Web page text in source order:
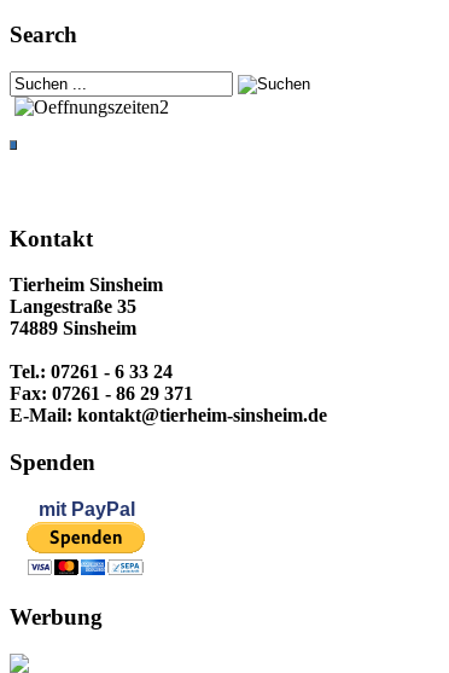
Search
Kontakt
Tierheim Sinsheim
Langestraße 35
74889 Sinsheim
Tel.: 07261 - 6 33 24
Fax: 07261 - 86 29 371
E-Mail: kontakt@tierheim-sinsheim.de
Spenden
mit PayPal
Werbung